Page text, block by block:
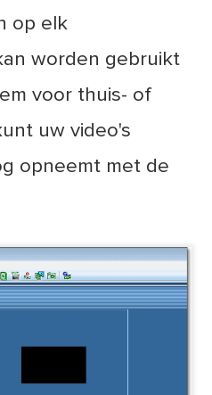
op elk
worden gebruikt
voor thuis- of
uw video's
opneemt met de